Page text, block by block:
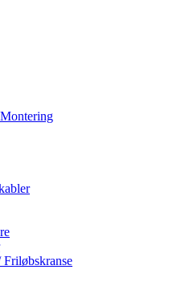
Friløbskranse